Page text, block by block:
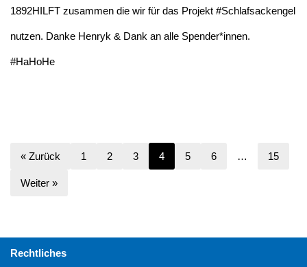
1892HILFT zusammen die wir für das Projekt #Schlafsackengel
nutzen. Danke Henryk & Dank an alle Spender*innen.
#HaHoHe
« Zurück 1 2 3 4 5 6 … 15
Weiter »
Rechtliches